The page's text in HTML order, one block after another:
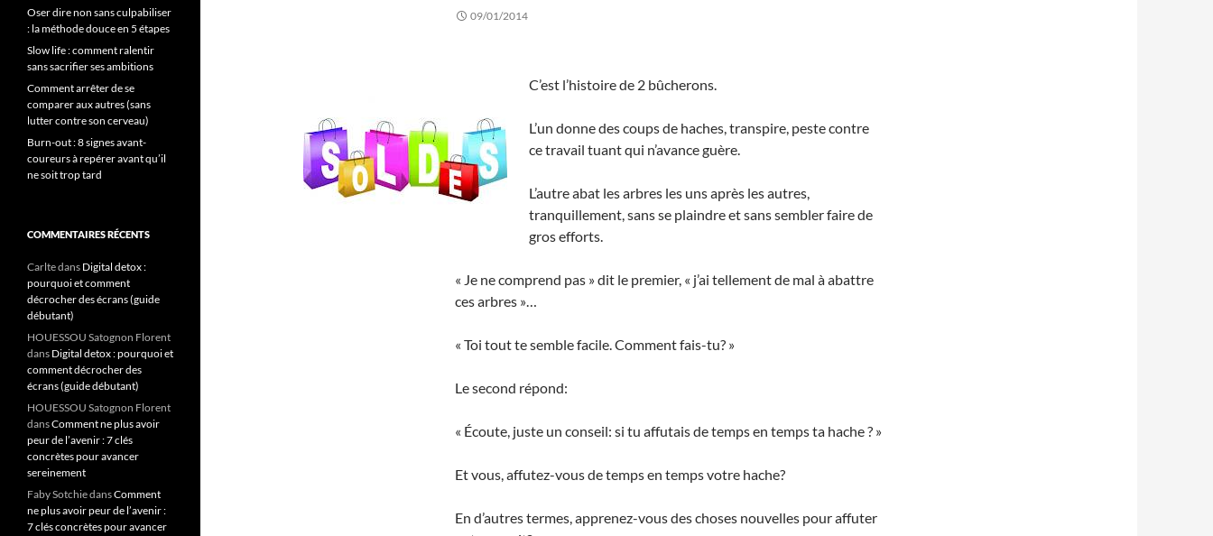
09/01/2014
C’est l’histoire de 2 bûcherons.
L’un donne des coups de haches, transpire, peste contre
ce travail tuant qui n’avance guère.
L’autre abat les arbres les uns après les autres,
tranquillement, sans se plaindre et sans sembler faire de
gros efforts.
« Je ne comprend pas » dit le premier, « j’ai tellement de mal à abattre
ces arbres »…
« Toi tout te semble facile. Comment fais-tu? »
Le second répond:
« Écoute, juste un conseil: si tu affutais de temps en temps ta hache ? »
Et vous, affutez-vous de temps en temps votre hache?
En d’autres termes, apprenez-vous des choses nouvelles pour affuter
Oser dire non sans culpabiliser
: la méthode douce en 5 étapes
Slow life : comment ralentir
sans sacrifier ses ambitions
Comment arrêter de se
comparer aux autres (sans
lutter contre son cerveau)
Burn-out : 8 signes avant-
coureurs à repérer avant qu’il
ne soit trop tard
COMMENTAIRES RÉCENTS
Carltedans Digital detox :
pourquoi et comment
décrocher des écrans (guide
débutant)
HOUESSOU Satognon Florent
dans Digital detox : pourquoi et
comment décrocher des
écrans (guide débutant)
HOUESSOU Satognon Florent
dansComment ne plus avoir
peur de l’avenir : 7 clés
concrètes pour avancer
sereinement
Faby SotchiedansComment
ne plus avoir peur de l’avenir :
7 clés concrètes pour avancer